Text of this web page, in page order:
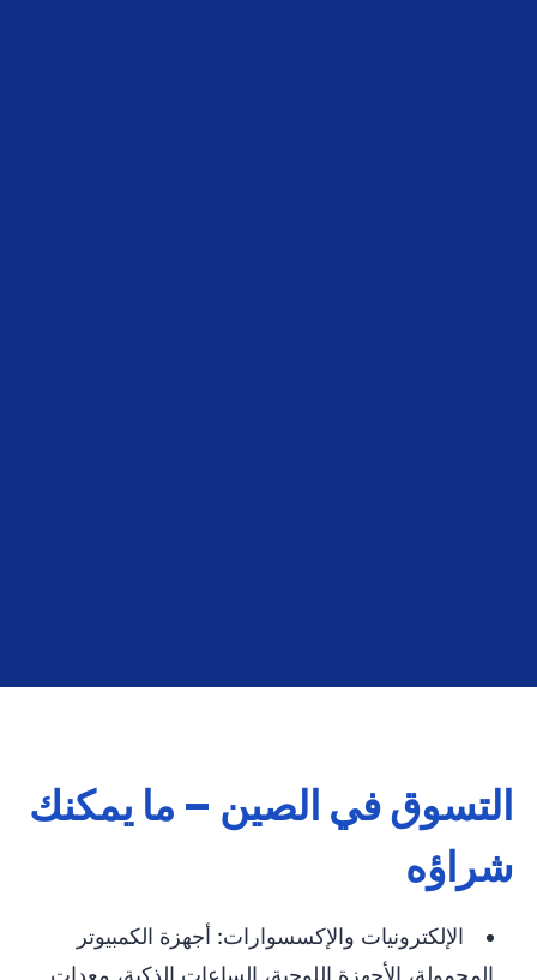
التسوق في الصين – ما يمكنك
شراؤه
الإلكترونيات والإكسسوارات: أجهزة الكمبيوتر